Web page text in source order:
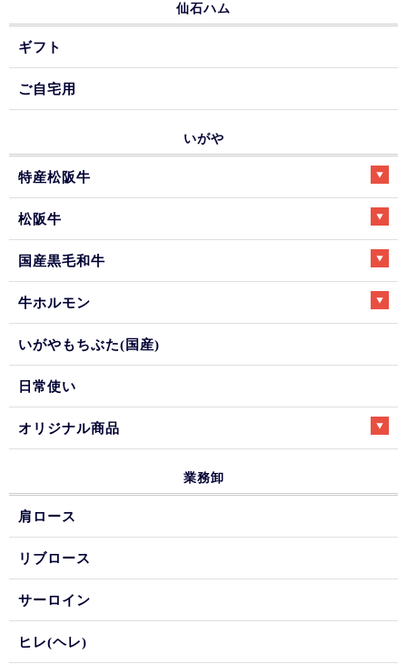
仙石ハム
ギフト
ご自宅用
いがや
特産松阪牛
松阪牛
国産黒毛和牛
牛ホルモン
いがやもちぶた(国産)
日常使い
オリジナル商品
業務卸
肩ロース
リブロース
サーロイン
ヒレ(ヘレ)